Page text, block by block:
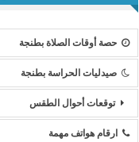
حصة أوقات الصلاة بطنجة
صيدليات الحراسة بطنجة
توقعات أحوال الطقس
ارقام هواتف مهمة